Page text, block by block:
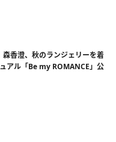
森香澄、秋のランジェリーを着
アル「Be my ROMANCE」公